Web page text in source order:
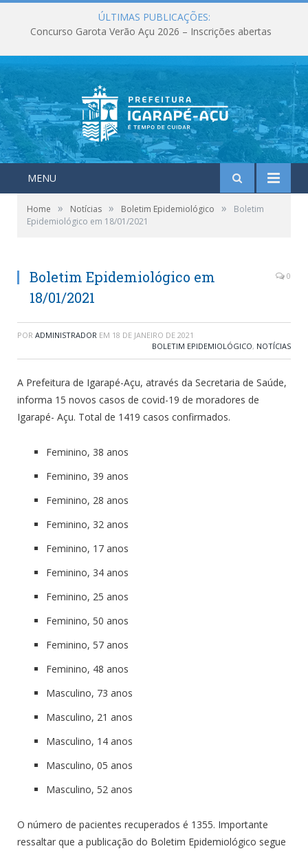
ÚLTIMAS PUBLICAÇÕES:
Concurso Garota Verão Açu 2026 – Inscrições abertas
MENU
Home » Notícias » Boletim Epidemiológico »
Boletim
Epidemiológico em 18/01/2021
Boletim Epidemiológico em
18/01/2021
0
POR ADMINISTRADOR EM 18 DE JANEIRO DE 2021
BOLETIM EPIDEMIOLÓGICO, NOTÍCIAS
A Prefeitura de Igarapé-Açu, através da Secretaria de Saúde,
informa 15 novos casos de covid-19 de moradores de
Igarapé- Açu. Total de 1419 casos confirmados.
Feminino, 38 anos
Feminino, 39 anos
Feminino, 28 anos
Feminino, 32 anos
Feminino, 17 anos
Feminino, 34 anos
Feminino, 25 anos
Feminino, 50 anos
Feminino, 57 anos
Feminino, 48 anos
Masculino, 73 anos
Masculino, 21 anos
Masculino, 14 anos
Masculino, 05 anos
Masculino, 52 anos
O número de pacientes recuperados é 1355. Importante
ressaltar que a publicação do Boletim Epidemiológico segue